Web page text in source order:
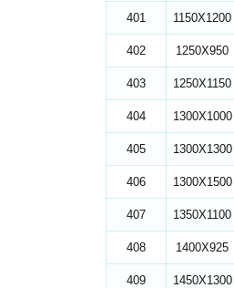
401 1150X1200
402 1250X950
403 1250X1150
404 1300X1000
405 1300X1300
406 1300X1500
407 1350X1100
408 1400X925
409 1450X1300